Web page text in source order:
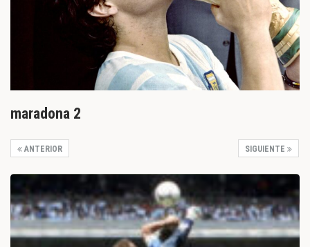
maradona 2
SIGUIENTE
ANTERIOR